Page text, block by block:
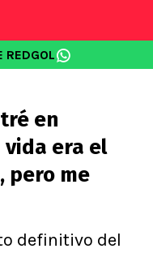
REDGOL
en
era el
pero me
definitivo del